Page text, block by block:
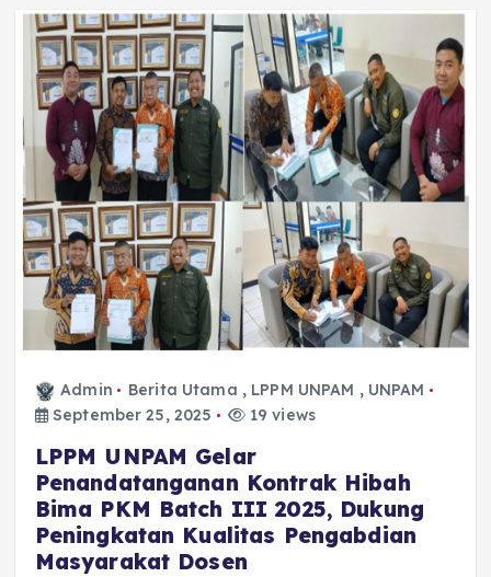
Admin Berita Utama , LPPM UNPAM , UNPAM
September 25, 2025
19 views
LPPM UNPAM Gelar
Penandatanganan Kontrak Hibah
Bima PKM Batch III 2025, Dukung
Peningkatan Kualitas Pengabdian
Masyarakat Dosen